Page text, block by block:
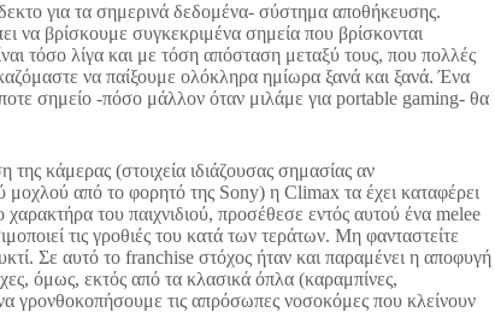
για τα σημερινά δεδομένα- σύστημα αποθήκευσης.
να βρίσκουμε συγκεκριμένα σημεία που βρίσκονται
τόσο λίγα και με τόση απόσταση μεταξύ τους, που πολλές
να παίξουμε ολόκληρα ημίωρα ξανά και ξανά. Ένα
σημείο -πόσο μάλλον όταν μιλάμε για portable gaming- θα
κάμερας (στοιχεία ιδιάζουσας σημασίας αν
μοχλού από το φορητό της Sony) η Climax τα έχει καταφέρει
του παιχνιδιού, προσέθεσε εντός αυτού ένα melee
τις γροθιές του κατά των τεράτων. Μη φανταστείτε
Σε αυτό το franchise στόχος ήταν και παραμένει η αποφυγή
όμως, εκτός από τα κλασικά όπλα (καραμπίνες,
γρονθοκοπήσουμε τις απρόσωπες νοσοκόμες που κλείνουν